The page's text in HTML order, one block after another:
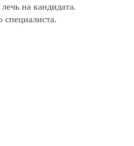
на кандидата.
специалиста.